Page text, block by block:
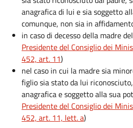
anagrafica di lui e sia soggetto
comunque, non sia in
in caso di decesso della madre
Presidente del Consiglio dei
452, art. 11)
nel caso in cui la madre sia
figlio sia stato da lui
anagrafica e soggetto alla sua
Presidente del Consiglio dei
452, art. 11, lett. a)